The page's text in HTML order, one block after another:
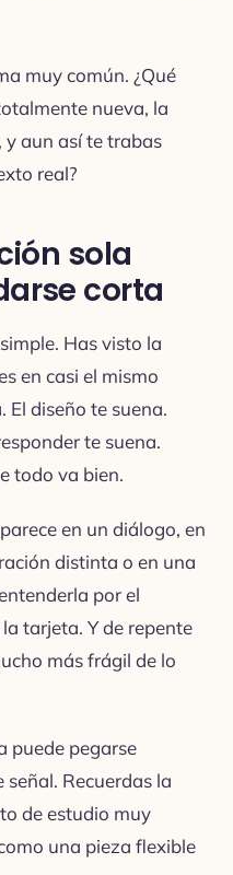
muy común. ¿Qué
nueva, la
aun así te trabas
real?
sola
corta
Has visto la
en casi el mismo
diseño te suena.
te suena.
todo va bien.
en un diálogo, en
distinta o en una
por el
tarjeta. Y de repente
más frágil de lo
puede pegarse
Recuerdas la
de estudio muy
una pieza flexible